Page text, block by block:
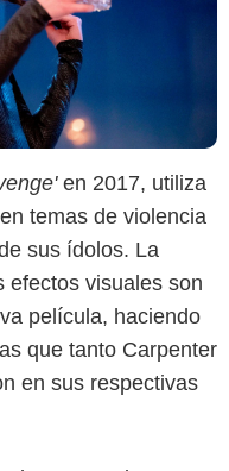
en 2017, utiliza
temas de violencia
sus ídolos. La
efectos visuales son
película, haciendo
que tanto Carpenter
en sus respectivas